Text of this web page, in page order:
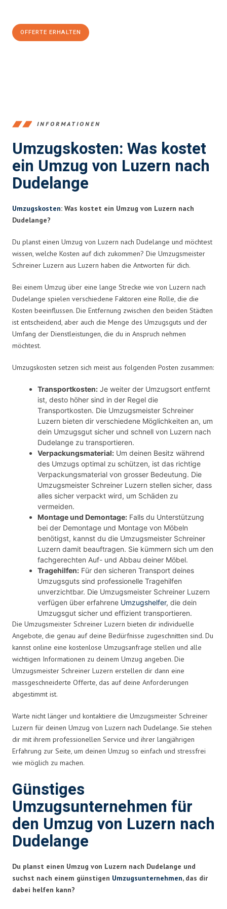
OFFERTE ERHALTEN
INFORMATIONEN
Umzugskosten: Was kostet
ein Umzug von Luzern nach
Dudelange
Umzugskosten: Was kostet ein Umzug von Luzern nach
Dudelange?
Du planst einen Umzug von Luzern nach Dudelange und möchtest
wissen, welche Kosten auf dich zukommen? Die Umzugsmeister
Schreiner Luzern aus Luzern haben die Antworten für dich.
Bei einem Umzug über eine lange Strecke wie von Luzern nach
Dudelange spielen verschiedene Faktoren eine Rolle, die die
Kosten beeinflussen. Die Entfernung zwischen den beiden Städten
ist entscheidend, aber auch die Menge des Umzugsguts und der
Umfang der Dienstleistungen, die du in Anspruch nehmen
möchtest.
Umzugskosten setzen sich meist aus folgenden Posten zusammen:
Transportkosten: Je weiter der Umzugsort entfernt
ist, desto höher sind in der Regel die
Transportkosten. Die Umzugsmeister Schreiner
Luzern bieten dir verschiedene Möglichkeiten an, um
dein Umzugsgut sicher und schnell von Luzern nach
Dudelange zu transportieren.
Verpackungsmaterial: Um deinen Besitz während
des Umzugs optimal zu schützen, ist das richtige
Verpackungsmaterial von grosser Bedeutung. Die
Umzugsmeister Schreiner Luzern stellen sicher, dass
alles sicher verpackt wird, um Schäden zu
vermeiden.
Montage und Demontage: Falls du Unterstützung
bei der Demontage und Montage von Möbeln
benötigst, kannst du die Umzugsmeister Schreiner
Luzern damit beauftragen. Sie kümmern sich um den
fachgerechten Auf- und Abbau deiner Möbel.
Tragehilfen: Für den sicheren Transport deines
Umzugsguts sind professionelle Tragehilfen
unverzichtbar. Die Umzugsmeister Schreiner Luzern
verfügen über erfahrene Umzugshelfer, die dein
Umzugsgut sicher und effizient transportieren.
Die Umzugsmeister Schreiner Luzern bieten dir individuelle
Angebote, die genau auf deine Bedürfnisse zugeschnitten sind. Du
kannst online eine kostenlose Umzugsanfrage stellen und alle
wichtigen Informationen zu deinem Umzug angeben. Die
Umzugsmeister Schreiner Luzern erstellen dir dann eine
massgeschneiderte Offerte, das auf deine Anforderungen
abgestimmt ist.
Warte nicht länger und kontaktiere die Umzugsmeister Schreiner
Luzern für deinen Umzug von Luzern nach Dudelange. Sie stehen
dir mit ihrem professionellen Service und ihrer langjährigen
Erfahrung zur Seite, um deinen Umzug so einfach und stressfrei
wie möglich zu machen.
Günstiges
Umzugsunternehmen für
den Umzug von Luzern nach
Dudelange
Du planst einen Umzug von Luzern nach Dudelange und
suchst nach einem günstigen Umzugsunternehmen, das dir
dabei helfen kann?